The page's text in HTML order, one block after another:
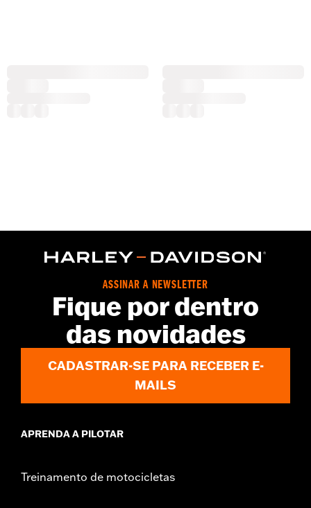
ASSINAR A NEWSLETTER
Fique por dentro
das novidades
CADASTRAR-SE PARA RECEBER E-
MAILS
APRENDA A PILOTAR
Treinamento de motocicletas